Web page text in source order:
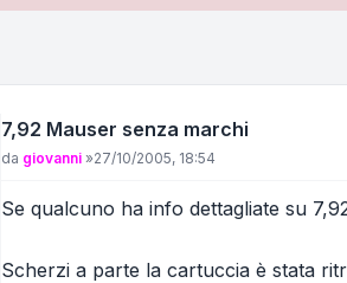
7,92 Mauser senza marchi
Messaggio
da giovanni »27/10/2005, 18:54
Se qualcuno ha info dettagliate su
Scherzi a parte la cartuccia è stata